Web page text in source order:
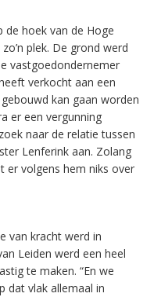
de hoek van de Hoge
plek. De grond werd
vastgoedondernemer
verkocht aan een
kan gaan worden
er een vergunning
naar de relatie tussen
Lenferink aan. Zolang
er volgens hem niks over
van kracht werd in
Leiden werd een heel
te maken. “En we
dat vlak allemaal in